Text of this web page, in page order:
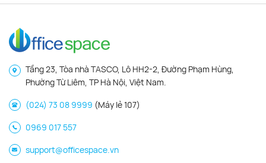
Tầng 23, Tòa nhà TASCO, Lô HH2-2, Đường Phạm Hùng,
Phường Từ Liêm, TP Hà Nội, Việt Nam.
(024) 73 08 9999 (Máy lẻ 107)
0969 017 557
support@officespace.vn